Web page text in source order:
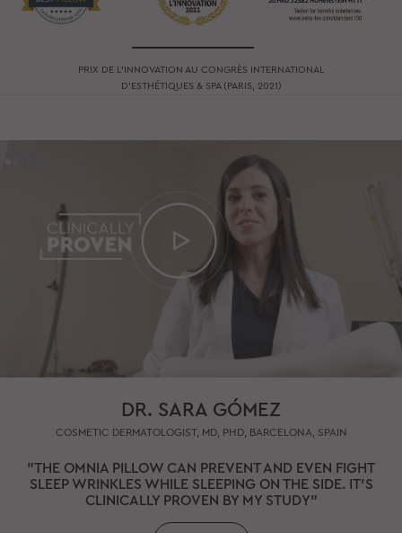
PRIX DE L’INNOVATION AU CONGRÈS INTERNATIONAL
D’ESTHÉTIQUES & SPA (PARIS, 2021)
DR. SARA GÓMEZ
COSMETIC DERMATOLOGIST, MD, PHD, BARCELONA, SPAIN
"THE OMNIA PILLOW CAN PREVENT AND EVEN FIGHT
SLEEP WRINKLES WHILE SLEEPING ON THE SIDE. IT'S
CLINICALLY PROVEN BY MY STUDY"